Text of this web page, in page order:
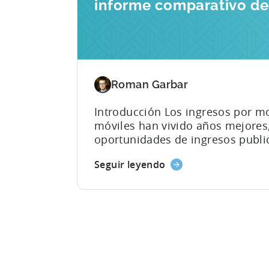
informe comparativo de
Roman Garbar
Introducción Los ingresos por
móviles han vivido años
oportunidades de ingresos
"monetización híbrida", una
los expertos siguen debatiendo
Seguir leyendo